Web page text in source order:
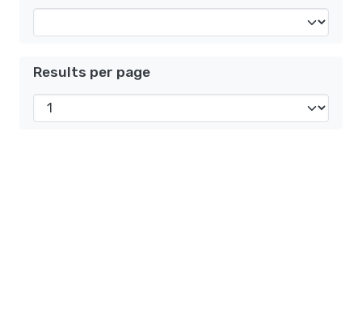
Results per page